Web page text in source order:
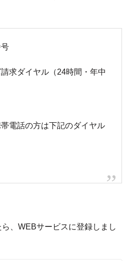
求ダイヤル（24時間・年中
電話の方は下記のダイヤル
、WEBサービスに登録しまし